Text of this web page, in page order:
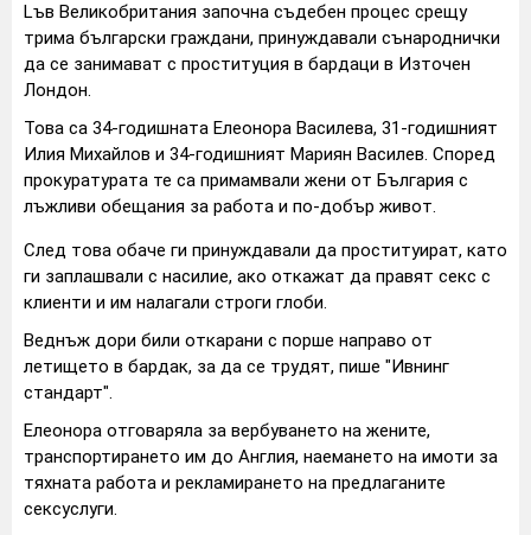
Lъв Великобритания започна съдебен процес срещу
трима български граждани, принуждавали сънароднички
да се занимават с проституция в бардаци в Източен
Лондон.
Това са 34-годишната Елеонора Василева, 31-годишният
Илия Михайлов и 34-годишният Мариян Василев. Според
прокуратурата те са примамвали жени от България с
лъжливи обещания за работа и по-добър живот.
След това обаче ги принуждавали да проституират, като
ги заплашвали с насилие, ако откажат да правят секс с
клиенти и им налагали строги глоби.
Веднъж дори били откарани с порше направо от
летището в бардак, за да се трудят, пише "Ивнинг
стандарт".
Елеонора отговаряла за вербуването на жените,
транспортирането им до Англия, наемането на имоти за
тяхната работа и рекламирането на предлаганите
сексуслуги.